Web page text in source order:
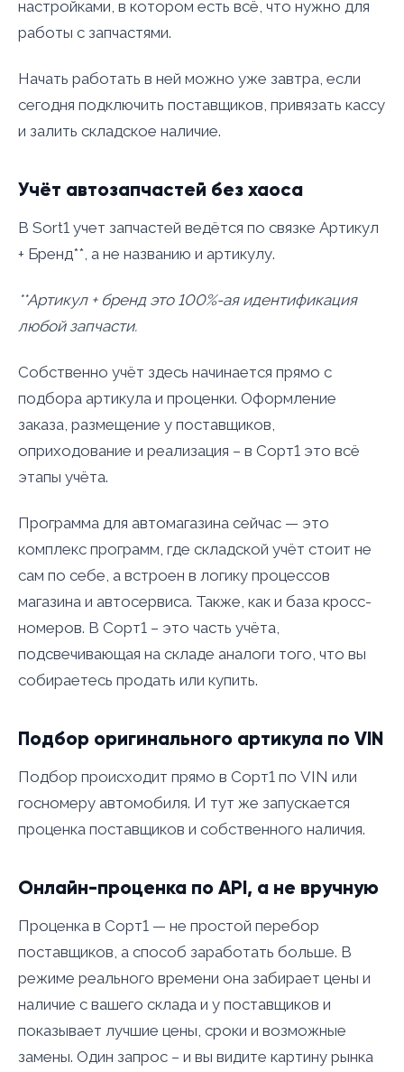
настройками, в котором есть всё, что нужно для
работы с запчастями.
Начать работать в ней можно уже завтра, если
сегодня подключить поставщиков, привязать кассу
и залить складское наличие.
Учёт автозапчастей без хаоса
В Sort1 учет запчастей ведётся по связке Артикул
+ Бренд**, а не названию и артикулу.
**Артикул + бренд это 100%-ая идентификация
любой запчасти.
Собственно учёт здесь начинается прямо с
подбора артикула и проценки. Оформление
заказа, размещение у поставщиков,
оприходование и реализация – в Сорт1 это всё
этапы учёта.
Программа для автомагазина сейчас — это
комплекс программ, где складской учёт стоит не
сам по себе, а встроен в логику процессов
магазина и автосервиса. Также, как и база кросс-
номеров. В Сорт1 – это часть учёта,
подсвечивающая на складе аналоги того, что вы
собираетесь продать или купить.
Подбор оригинального артикула по VIN
Подбор происходит прямо в Сорт1 по VIN или
госномеру автомобиля. И тут же запускается
проценка поставщиков и собственного наличия.
Онлайн-проценка по API, а не вручную
Проценка в Сорт1 — не простой перебор
поставщиков, а способ заработать больше. В
режиме реального времени она забирает цены и
наличие с вашего склада и у поставщиков и
показывает лучшие цены, сроки и возможные
замены. Один запрос – и вы видите картину рынка